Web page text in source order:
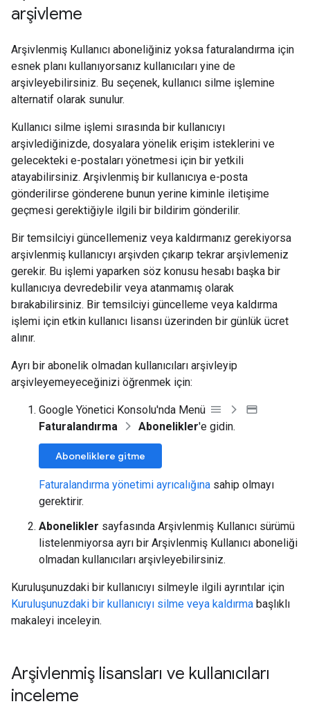
arşivleme
Arşivlenmiş Kullanıcı aboneliğiniz yoksa faturalandırma için
esnek planı kullanıyorsanız kullanıcıları yine de
arşivleyebilirsiniz. Bu seçenek, kullanıcı silme işlemine
alternatif olarak sunulur.
Kullanıcı silme işlemi sırasında bir kullanıcıyı
arşivlediğinizde, dosyalara yönelik erişim isteklerini ve
gelecekteki e-postaları yönetmesi için bir yetkili
atayabilirsiniz. Arşivlenmiş bir kullanıcıya e-posta
gönderilirse gönderene bunun yerine kiminle iletişime
geçmesi gerektiğiyle ilgili bir bildirim gönderilir.
Bir temsilciyi güncellemeniz veya kaldırmanız gerekiyorsa
arşivlenmiş kullanıcıyı arşivden çıkarıp tekrar arşivlemeniz
gerekir. Bu işlemi yaparken söz konusu hesabı başka bir
kullanıcıya devredebilir veya atanmamış olarak
bırakabilirsiniz. Bir temsilciyi güncelleme veya kaldırma
işlemi için etkin kullanıcı lisansı üzerinden bir günlük ücret
alınır.
Ayrı bir abonelik olmadan kullanıcıları arşivleyip
arşivleyemeyeceğinizi öğrenmek için:
Google Yönetici Konsolu'nda Menü
Faturalandırma
Abonelikler'e gidin.
Aboneliklere gitme
Faturalandırma yönetimi ayrıcalığına sahip olmayı
gerektirir.
Abonelikler sayfasında Arşivlenmiş Kullanıcı sürümü
listelenmiyorsa ayrı bir Arşivlenmiş Kullanıcı aboneliği
olmadan kullanıcıları arşivleyebilirsiniz.
Kuruluşunuzdaki bir kullanıcıyı silmeyle ilgili ayrıntılar için
Kuruluşunuzdaki bir kullanıcıyı silme veya kaldırma başlıklı
makaleyi inceleyin.
Arşivlenmiş lisansları ve kullanıcıları
inceleme